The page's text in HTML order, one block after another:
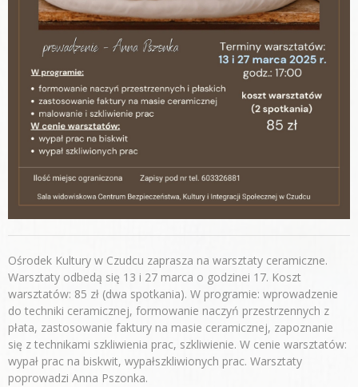
Ośrodek Kultury w Czudcu zaprasza na warsztaty ceramiczne.
Warsztaty odbedą się 13 i 27 marca o godzinei 17. Koszt
warsztatów: 85 zł (dwa spotkania). W programie: wprowadzenie
do techniki ceramicznej, formowanie naczyń przestrzennych z
płata, zastosowanie faktury na masie ceramicznej, zapoznanie
się z technikami szkliwienia prac, szkliwienie. W cenie warsztatów:
wypał prac na biskwit, wypałszkliwionych prac. Warsztaty
poprowadzi Anna Pszonka.